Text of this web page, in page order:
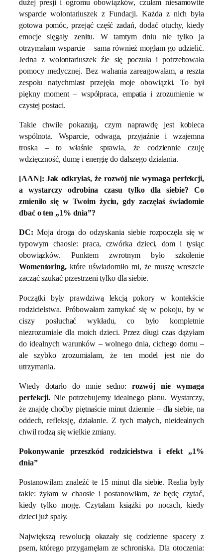
dużej presji i ogromu obowiązków, czułam niesamowite
wsparcie wolontariuszek z Fundacji. Każda z nich była
gotowa pomóc, przejąć część zadań, dodać otuchy, kiedy
emocje sięgały zenitu. W tamtym dniu nie tylko ja
otrzymałam wsparcie – sama również mogłam go udzielić.
Jedna z wolontariuszek źle się poczuła i potrzebowała
pomocy medycznej. Bez wahania zareagowałam, a reszta
zespołu natychmiast przejęła moje obowiązki. To był
piękny moment – współpraca, empatia i zrozumienie w
czystej postaci.
Takie chwile pokazują, czym naprawdę jest kobieca
wspólnota. Wsparcie, odwaga, przyjaźnie i wzajemna
troska – to właśnie sprawia, że codziennie czuję
wdzięczność, dumę i energię do dalszego działania.
[AAN]: Jak odkryłaś, że rozwój nie wymaga perfekcji,
a wystarczy odrobina czasu tylko dla siebie? Co
zmieniło się w Twoim życiu, gdy zaczęłaś świadomie
dbać o ten „1% dnia”?
DC: Moja droga do odzyskania siebie rozpoczęła się w
typowym chaosie: praca, czwórka dzieci, dom i tysiąc
obowiązków. Punktem zwrotnym było szkolenie
Womentoring,które uświadomiło mi, że muszę wreszcie
zacząć szukać przestrzeni tylko dla siebie.
Początki były prawdziwą lekcją pokory w kontekście
rodzicielstwa. Próbowałam zamykać się w pokoju, by w
ciszy posłuchać wykładu, co było kompletnie
niezrozumiałe dla moich dzieci. Przez długi czas dążyłam
do idealnych warunków – wolnego dnia, cichego domu –
ale szybko zrozumiałam, że ten model jest nie do
utrzymania.
Wtedy dotarło do mnie sedno:rozwój nie wymaga
perfekcji. Nie potrzebujemy idealnego planu. Wystarczy,
że znajdę choćby piętnaście minut dziennie – dla siebie, na
oddech, refleksję, działanie. Z tych małych, nieidealnych
chwil rodzą się wielkie zmiany.
Pokonywanie przeszkód rodzicielstwa i efekt „1%
dnia”
Postanowiłam znaleźć te 15 minut dla siebie. Realia były
takie: żyłam w chaosie i postanowiłam, że będę czytać,
kiedy tylko mogę. Czytałam książki po nocach, kiedy
dzieci już spały.
Największą rewolucją okazały się codzienne spacery z
psem, którego przygarnęłam ze schroniska. Dla otoczenia: